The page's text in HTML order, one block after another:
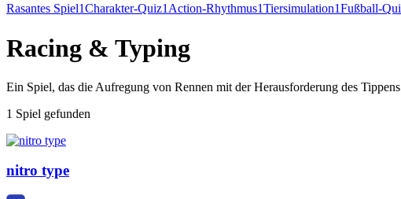
Rasantes Spiel1Charakter-Quiz1 Action-Rhythmus1Tiersimulation1Fußball-
Racing & Typing
Ein Spiel, das die Aufregung von Rennen mit der Herausforderung des
1 Spiel gefunden
nitro type